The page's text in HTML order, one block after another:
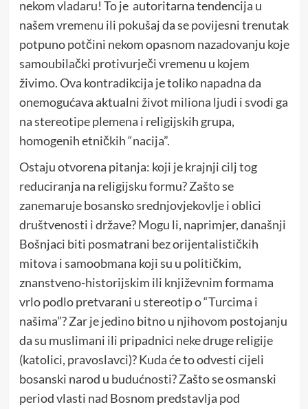
nekom vladaru! To je autoritarna tendencija u
našem vremenu ili pokušaj da se povijesni trenutak
potpuno potčini nekom opasnom nazadovanju koje
samoubilački protivurječi vremenu u kojem
živimo. Ova kontradikcija je toliko napadna da
onemogućava aktualni život miliona ljudi i svodi ga
na stereotipe plemena i religijskih grupa,
homogenih etničkih “nacija”.
Ostaju otvorena pitanja: koji je krajnji cilj tog
reduciranja na religijsku formu? Zašto se
zanemaruje bosansko srednjovjekovlje i oblici
društvenosti i države? Mogu li, naprimjer, današnji
Bošnjaci biti posmatrani bez orijentalističkih
mitova i samoobmana koji su u političkim,
znanstveno-historijskim ili književnim formama
vrlo podlo pretvarani u stereotip o “Turcima i
našima”? Zar je jedino bitno u njihovom postojanju
da su muslimani ili pripadnici neke druge religije
(katolici, pravoslavci)? Kuda će to odvesti cijeli
bosanski narod u budućnosti? Zašto se osmanski
period vlasti nad Bosnom predstavlja pod